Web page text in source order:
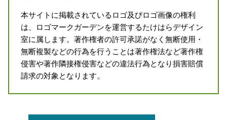
本サイトに掲載されているロゴ及びロゴ画像の権利
は、ロゴマークガーデンを運営するたけはらデザイン
室に属します。著作権者の許可承諾がなく無断使用・
無断複製などの行為を行うことは著作権法など著作権
侵害や著作隣接権侵害などの違法行為となり損害賠償
請求の対象となります。